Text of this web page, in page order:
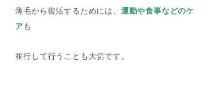
薄毛から復活するためには、 運動や食事などのケ
アも
並行して行うこと も大切です。